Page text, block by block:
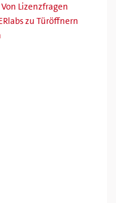
Von Lizenzfragen
zu Türöffnern